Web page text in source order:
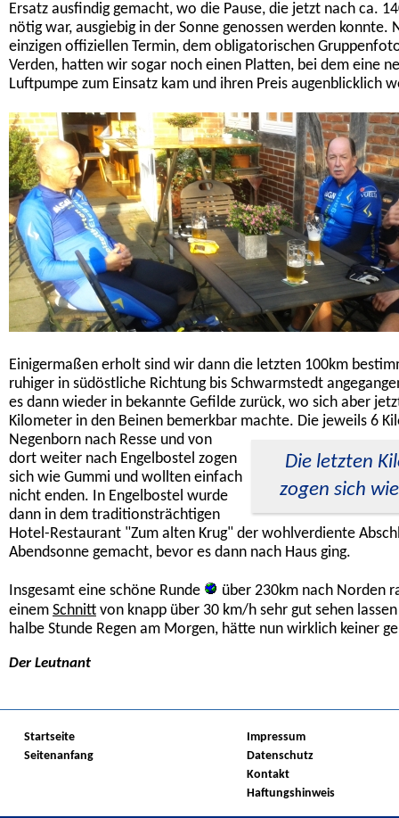
Ersatz ausfindig gemacht, wo die Pause, die jetzt nach ca.
nötig war, ausgiebig in der Sonne genossen werden konnte.
einzigen offiziellen Termin, dem obligatorischen
Verden, hatten wir sogar noch einen Platten, bei dem eine
Luftpumpe zum Einsatz kam und ihren Preis augenblicklich
Einigermaßen erholt sind wir dann die letzten 100km
ruhiger in südöstliche Richtung bis Schwarmstedt
es dann wieder in bekannte Gefilde zurück, wo sich aber
Kilometer in den Beinen bemerkbar machte.
Die letzten
zogen sich
Die jeweils 6
Negenborn nach Resse und von
dort weiter nach Engelbostel zogen
sich wie Gummi und wollten einfach
nicht enden. In Engelbostel wurde
dann in dem traditionsträchtigen
Hotel-Restaurant "Zum alten Krug" der wohlverdiente
Abendsonne gemacht, bevor es dann nach Haus ging.
Insgesamt eine schöne Runde
über 230km nach Norden
einem Schnitt von knapp über 30 km/h sehr gut sehen
halbe Stunde Regen am Morgen, hätte nun wirklich keiner
Der Leutnant
Startseite
Seitenanfang
Impressum
Datenschutz
Kontakt
Haftungshinweis